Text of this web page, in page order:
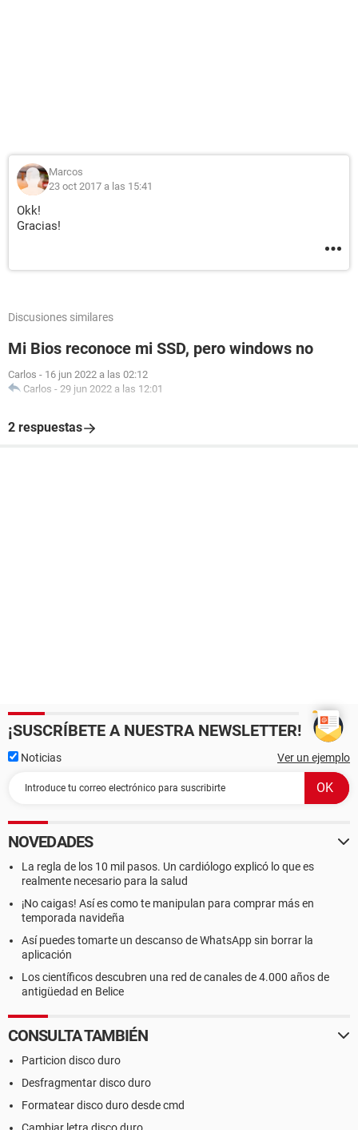
Marcos
23 oct 2017 a las 15:41
Okk!
Gracias!
Discusiones similares
Mi Bios reconoce mi SSD, pero windows no
Carlos - 16 jun 2022 a las 02:12
Carlos - 29 jun 2022 a las 12:01
2 respuestas
¡SUSCRÍBETE A NUESTRA NEWSLETTER!
Noticias Ver un ejemplo
NOVEDADES
La regla de los 10 mil pasos. Un cardiólogo explicó lo que es
realmente necesario para la salud
¡No caigas! Así es como te manipulan para comprar más en
temporada navideña
Así puedes tomarte un descanso de WhatsApp sin borrar la
aplicación
Los científicos descubren una red de canales de 4.000 años de
antigüedad en Belice
CONSULTA TAMBIÉN
Particion disco duro
Desfragmentar disco duro
Formatear disco duro desde cmd